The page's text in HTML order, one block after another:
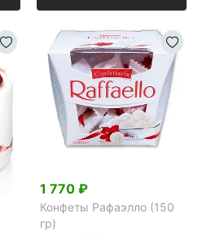
1 770 ₽
Конфеты Рафаэлло (150
гр)